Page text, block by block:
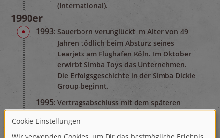
(International).
1990er
1993: Sauerborn verunglückt im Alter von 49
Jahren tödlich beim Absturz seines
Learjets am Flughafen Köln. Im Oktober
erwirbt Simba Toys das Unternehmen.
Die Erfolgsgeschichte in der Simba Dickie
Group beginnt.
1995: Vertragsabschluss mit dem späteren
Rekord-Formel-1 Champion Michael
Schumacher und Dickie Toys.